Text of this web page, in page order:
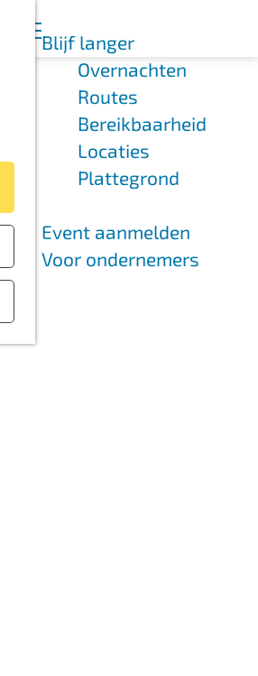
n
M
Blijf langer
Overnachten
Routes
Bereikbaarheid
Locaties
Plattegrond
Event aanmelden
Voor ondernemers